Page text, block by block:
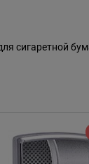
сигаретной